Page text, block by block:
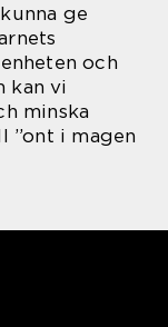
ge
och
kan vi
minska
”ont i magen